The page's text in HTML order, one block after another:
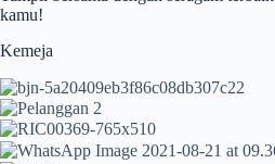
kamu!
Kemeja